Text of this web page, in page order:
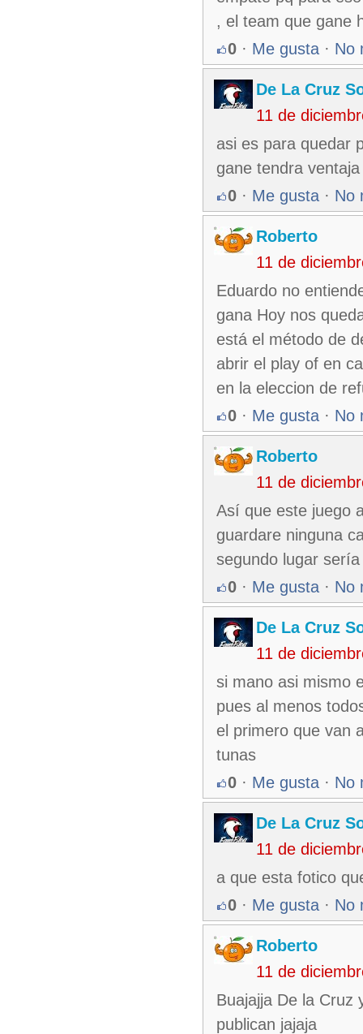
, el team que gane
0 · Me gusta · No
De La Cruz
11 de
asi es para quedar
gane tendra ventaja
0 · Me gusta · No
Roberto
11 de
Eduardo no
gana Hoy nos
está el método de
abrir el play of en
en la eleccion de
0 · Me gusta · No
Roberto
11 de
Así que este juego
guardare ninguna
segundo lugar
0 · Me gusta · No
De La Cruz
11 de
si mano asi mismo
pues al menos
el primero que van
tunas
0 · Me gusta · No
De La Cruz
11 de
a que esta fotico
0 · Me gusta · No
Roberto
11 de
Buajajja De la Cruz
publican jajaja